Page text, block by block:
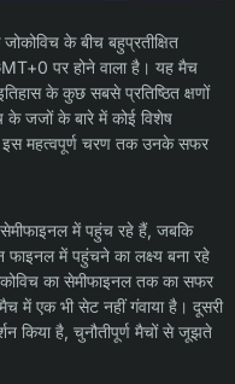
के बीच बहुप्रतीक्षित
पर होने वाला है। यह मैच
के कुछ सबसे प्रतिष्ठित क्षणों
के जजों के बारे में कोई विशेष
इस महत्वपूर्ण चरण तक उनके सफर
सेमीफाइनल में पहुंच रहे हैं, जबकि
फाइनल में पहुंचने का लक्ष्य बना रहे
का सेमीफाइनल तक का सफर
में एक भी सेट नहीं गंवाया है। दूसरी
किया है, चुनौतीपूर्ण मैचों से जूझते